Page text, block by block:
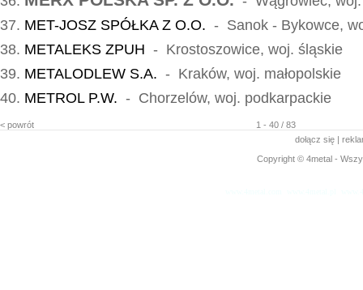
MET-JOSZ SPÓŁKA Z O.O. - Sanok - Bykowce,
METALEKS ZPUH - Krostoszowice, woj. śląskie
METALODLEW S.A. - Kraków, woj. małopolskie
METROL P.W. - Chorzelów, woj. podkarpackie
< powrót
1 - 40 / 83
dołącz się |
Copyright © 4metal -